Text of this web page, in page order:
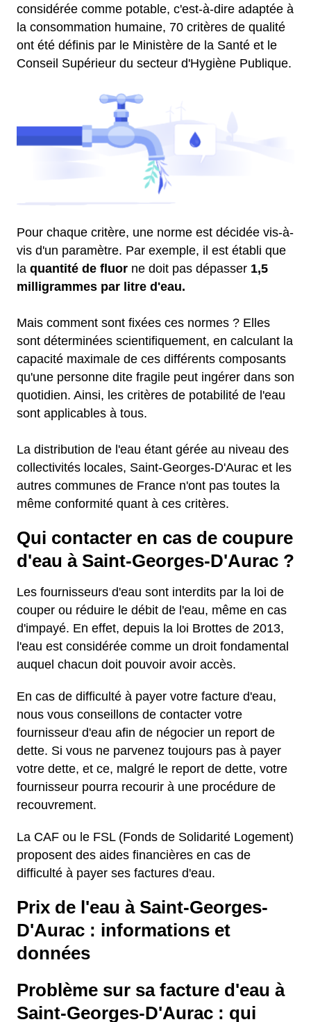
considérée comme potable, c'est-à-dire adaptée à
la consommation humaine, 70 critères de qualité
ont été définis par le Ministère de la Santé et le
Conseil Supérieur du secteur d'Hygiène Publique.
Pour chaque critère, une norme est décidée vis-à-
vis d'un paramètre. Par exemple, il est établi que
la quantité de fluor ne doit pas dépasser 1,5
milligrammes par litre d'eau.
Mais comment sont fixées ces normes ? Elles
sont déterminées scientifiquement, en calculant la
capacité maximale de ces différents composants
qu'une personne dite fragile peut ingérer dans son
quotidien. Ainsi, les critères de potabilité de l'eau
sont applicables à tous.
La distribution de l'eau étant gérée au niveau des
collectivités locales, Saint-Georges-D'Aurac et les
autres communes de France n'ont pas toutes la
même conformité quant à ces critères.
Qui contacter en cas de coupure
d'eau à Saint-Georges-D'Aurac ?
Les fournisseurs d'eau sont interdits par la loi de
couper ou réduire le débit de l'eau, même en cas
d'impayé. En effet, depuis la loi Brottes de 2013,
l'eau est considérée comme un droit fondamental
auquel chacun doit pouvoir avoir accès.
En cas de difficulté à payer votre facture d'eau,
nous vous conseillons de contacter votre
fournisseur d'eau afin de négocier un report de
dette. Si vous ne parvenez toujours pas à payer
votre dette, et ce, malgré le report de dette, votre
fournisseur pourra recourir à une procédure de
recouvrement.
La CAF ou le FSL (Fonds de Solidarité Logement)
proposent des aides financières en cas de
difficulté à payer ses factures d'eau.
Prix de l'eau à Saint-Georges-
D'Aurac : informations et
données
Problème sur sa facture d'eau à
Saint-Georges-D'Aurac : qui